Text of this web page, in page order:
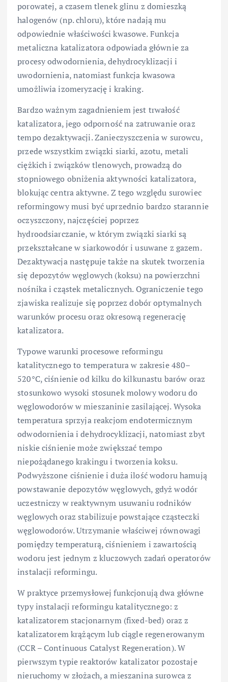
porowatej, a czasem tlenek glinu z domieszką
halogenów (np. chloru), które nadają mu
odpowiednie właściwości kwasowe. Funkcja
metaliczna katalizatora odpowiada głównie za
procesy odwodornienia, dehydrocyklizacji i
uwodornienia, natomiast funkcja kwasowa
umożliwia izomeryzację i kraking.
Bardzo ważnym zagadnieniem jest trwałość
katalizatora, jego odporność na zatruwanie oraz
tempo dezaktywacji. Zanieczyszczenia w surowcu,
przede wszystkim związki siarki, azotu, metali
ciężkich i związków tlenowych, prowadzą do
stopniowego obniżenia aktywności katalizatora,
blokując centra aktywne. Z tego względu surowiec
reformingowy musi być uprzednio bardzo starannie
oczyszczony, najczęściej poprzez
hydroodsiarczanie, w którym związki siarki są
przekształcane w siarkowodór i usuwane z gazem.
Dezaktywacja następuje także na skutek tworzenia
się depozytów węglowych (koksu) na powierzchni
nośnika i cząstek metalicznych. Ograniczenie tego
zjawiska realizuje się poprzez dobór optymalnych
warunków procesu oraz okresową regenerację
katalizatora.
Typowe warunki procesowe reformingu
katalitycznego to temperatura w zakresie 480–
520°C, ciśnienie od kilku do kilkunastu barów oraz
stosunkowo wysoki stosunek molowy wodoru do
węglowodorów w mieszaninie zasilającej. Wysoka
temperatura sprzyja reakcjom endotermicznym
odwodornienia i dehydrocyklizacji, natomiast zbyt
niskie ciśnienie może zwiększać tempo
niepożądanego krakingu i tworzenia koksu.
Podwyższone ciśnienie i duża ilość wodoru hamują
powstawanie depozytów węglowych, gdyż wodór
uczestniczy w reaktywnym usuwaniu rodników
węglowych oraz stabilizuje powstające cząsteczki
węglowodorów. Utrzymanie właściwej równowagi
pomiędzy temperaturą, ciśnieniem i zawartością
wodoru jest jednym z kluczowych zadań operatorów
instalacji reformingu.
W praktyce przemysłowej funkcjonują dwa główne
typy instalacji reformingu katalitycznego: z
katalizatorem stacjonarnym (fixed-bed) oraz z
katalizatorem krążącym lub ciągle regenerowanym
(CCR – Continuous Catalyst Regeneration). W
pierwszym typie reaktorów katalizator pozostaje
nieruchomy w złożach, a mieszanina surowca z